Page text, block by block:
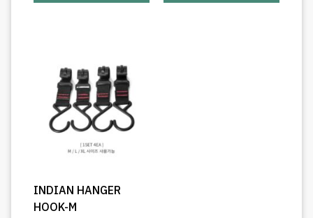
INDIAN HANGER
HOOK-M